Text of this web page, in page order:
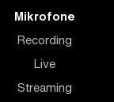
Mikrofone
Recording
Live
Streaming